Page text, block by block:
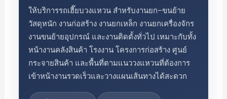
ให้บริการรถเฮี๊ยบวงแหวน สำหรับงานยก–ขนย้าย
วัสดุหนัก งานก่อสร้าง งานยกเหล็ก งานยกเครื่องจักร
งานขนย้ายอุปกรณ์ และงานติดตั้งทั่วไป เหมาะกับทั้ง
หน้างานคลังสินค้า โรงงาน โครงการก่อสร้าง ศูนย์
กระจายสินค้า และพื้นที่ตามแนววงแหวนที่ต้องการ
เข้าหน้างานรวดเร็วและวางแผนเส้นทางได้สะดวก